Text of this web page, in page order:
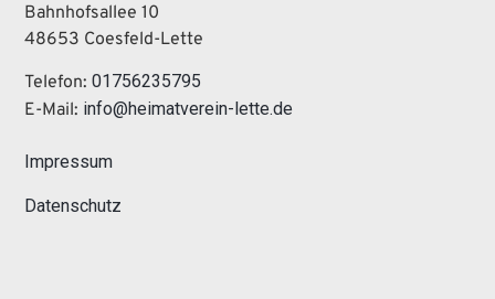
Bahnhofsallee 10
48653 Coesfeld-Lette
Telefon:01756235795
E-Mail: info@heimatverein-lette.de
Impressum
Datenschutz